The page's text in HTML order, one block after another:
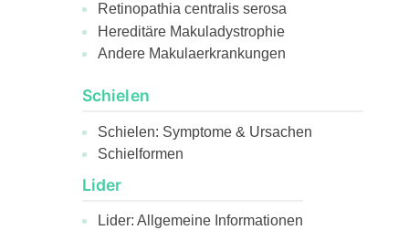
Retinopathia centralis serosa
Hereditäre Makuladystrophie
Andere Makulaerkrankungen
Schielen
Schielen: Symptome & Ursachen
Schielformen
Lider
Lider: Allgemeine Informationen